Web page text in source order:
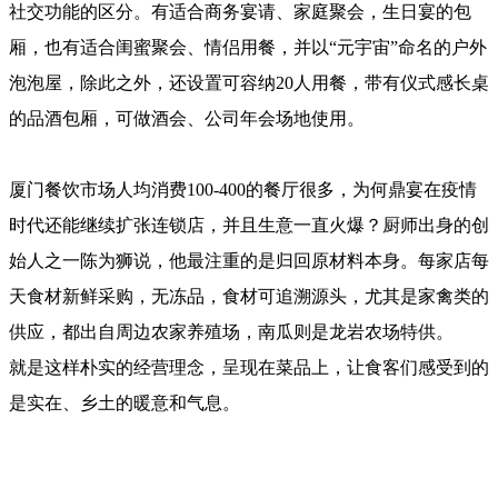
社交功能的区分。有适合商务宴请、家庭聚会，生日宴的包
厢，也有适合闺蜜聚会、情侣用餐，并以“元宇宙”命名的户外
泡泡屋，除此之外，还设置可容纳20人用餐，带有仪式感长桌
的品酒包厢，可做酒会、公司年会场地使用。
厦门餐饮市场人均消费100-400的餐厅很多，为何鼎宴在疫情
时代还能继续扩张连锁店，并且生意一直火爆？厨师出身的创
始人之一陈为狮说，他最注重的是归回原材料本身。每家店每
天食材新鲜采购，无冻品，食材可追溯源头，尤其是家禽类的
供应，都出自周边农家养殖场，南瓜则是龙岩农场特供。
就是这样朴实的经营理念，呈现在菜品上，让食客们感受到的
是实在、乡土的暖意和气息。